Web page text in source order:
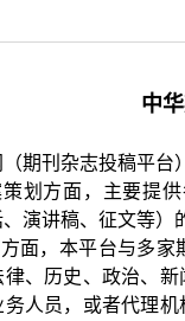
中
期刊杂志投稿平台）
划方面，主要提
演讲稿、征文等）
面， 本平台与多家
、历史、政治、
务人员，或者代理